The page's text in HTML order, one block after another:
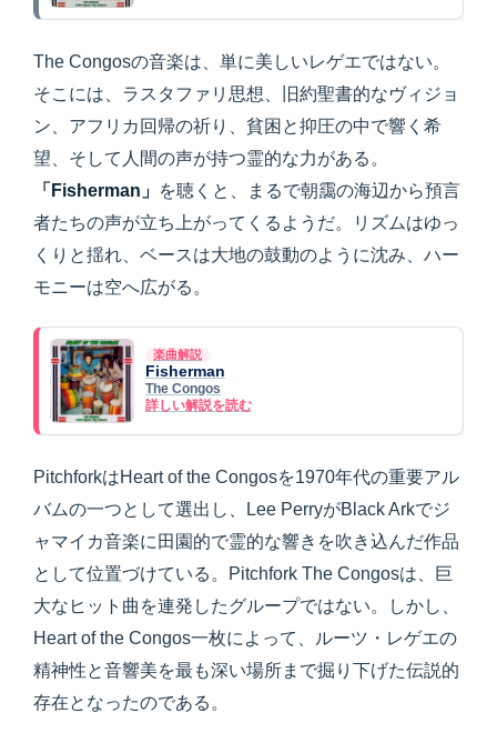
The Congosの音楽は、単に美しいレゲエではない。
そこには、ラスタファリ思想、旧約聖書的なヴィジョ
ン、アフリカ回帰の祈り、貧困と抑圧の中で響く希
望、そして人間の声が持つ霊的な力がある。
「Fisherman」
を聴くと、まるで朝靄の海辺から預言
者たちの声が立ち上がってくるようだ。リズムはゆっ
くりと揺れ、ベースは大地の鼓動のように沈み、ハー
モニーは空へ広がる。
楽曲解説
Fisherman
The Congos
詳しい解説を読む
PitchforkはHeart of the Congosを1970年代の重要アル
バムの一つとして選出し、Lee PerryがBlack Arkでジ
ャマイカ音楽に田園的で霊的な響きを吹き込んだ作品
として位置づけている。Pitchfork The Congosは、巨
大なヒット曲を連発したグループではない。しかし、
Heart of the Congos一枚によって、ルーツ・レゲエの
精神性と音響美を最も深い場所まで掘り下げた伝説的
存在となったのである。